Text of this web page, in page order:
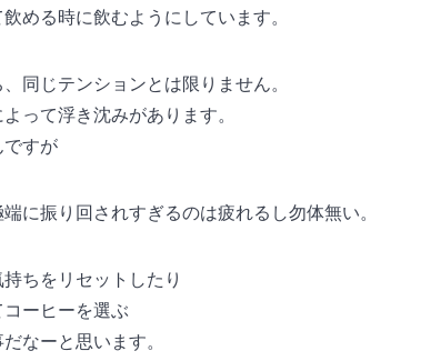
める時に飲むようにしています。
同じテンションとは限りません。
って浮き沈みがあります。
ですが
に振り回されすぎるのは疲れるし勿体無い。
ちをリセットしたり
ーヒーを選ぶ
なーと思います。